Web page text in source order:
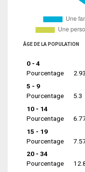
ÂGE DE LA POPULATION
0 - 4
Pourcentage
2.93
5 - 9
Pourcentage
5.3
10 - 14
Pourcentage
15 - 19
Pourcentage
20 - 34
Pourcentage